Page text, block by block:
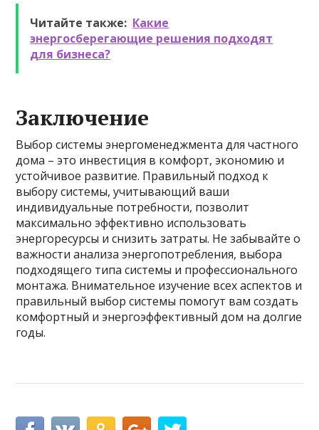
Читайте также: Какие
энергосберегающие решения подходят
для бизнеса?
Заключение
Выбор системы энергоменеджмента для частного
дома – это инвестиция в комфорт, экономию и
устойчивое развитие. Правильный подход к
выбору системы, учитывающий ваши
индивидуальные потребности, позволит
максимально эффективно использовать
энергоресурсы и снизить затраты. Не забывайте о
важности анализа энергопотребления, выбора
подходящего типа системы и профессионального
монтажа. Внимательное изучение всех аспектов и
правильный выбор системы помогут вам создать
комфортный и энергоэффективный дом на долгие
годы.